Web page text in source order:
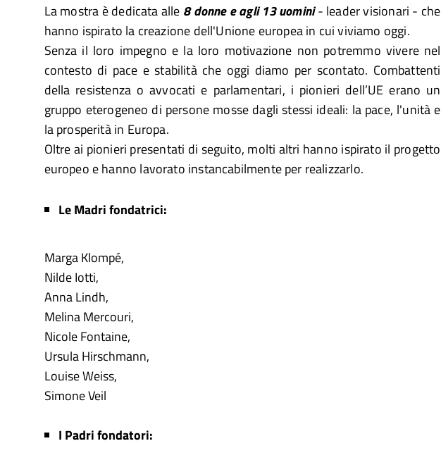
La mostra è dedicata alle 8 donne e agli 13 uomini- leader visionari - che
hanno ispirato la creazione dell'Unione europea in cui viviamo oggi.
Senza il loro impegno e la loro motivazione non potremmo vivere nel
contesto di pace e stabilità che oggi diamo per scontato. Combattenti
della resistenza o avvocati e parlamentari, i pionieri dell’UE erano un
gruppo eterogeneo di persone mosse dagli stessi ideali: la pace, l'unità e
la prosperità in Europa.
Oltre ai pionieri presentati di seguito, molti altri hanno ispirato il progetto
europeo e hanno lavorato instancabilmente per realizzarlo.
Le Madri fondatrici:
Marga Klompé,
Nilde Iotti,
Anna Lindh,
Melina Mercouri,
Nicole Fontaine,
Ursula Hirschmann,
Louise Weiss,
Simone Veil
I Padri fondatori: